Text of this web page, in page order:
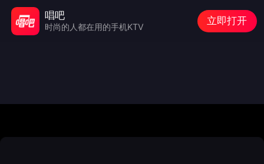
唱吧
时尚的人都在用的手机KTV
立即打开